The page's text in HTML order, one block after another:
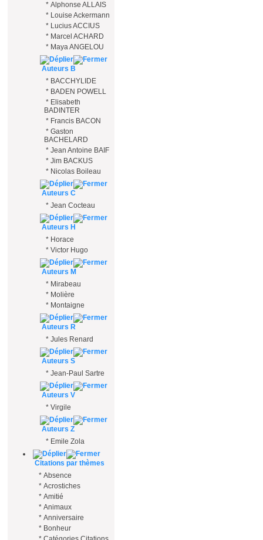
* Alphonse ALLAIS
* Louise Ackermann
* Lucius ACCIUS
* Marcel ACHARD
* Maya ANGELOU
Auteurs B
* BACCHYLIDE
* BADEN POWELL
* Elisabeth
BADINTER
* Francis BACON
* Gaston
BACHELARD
* Jean Antoine BAIF
* Jim BACKUS
* Nicolas Boileau
Auteurs C
* Jean Cocteau
Auteurs H
* Horace
* Victor Hugo
Auteurs M
* Mirabeau
* Molière
* Montaigne
Auteurs R
* Jules Renard
Auteurs S
* Jean-Paul Sartre
Auteurs V
* Virgile
Auteurs Z
* Emile Zola
Citations par thèmes
* Absence
* Acrostiches
* Amitié
* Animaux
* Anniversaire
* Bonheur